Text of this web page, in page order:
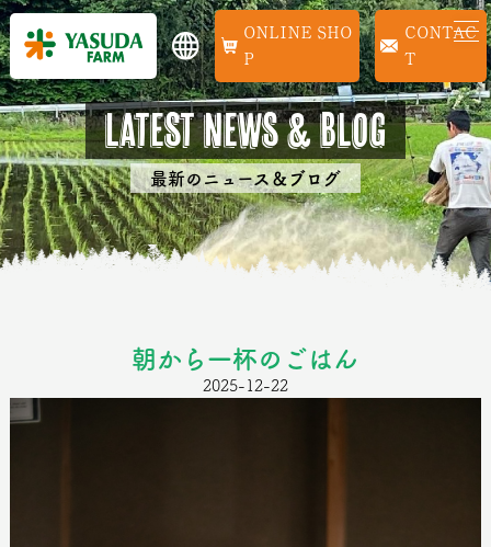
ONLINE SHOP CONTACT
Latest news & Blog
最新のニュース＆ブログ
朝から一杯のごはん
2025-12-22